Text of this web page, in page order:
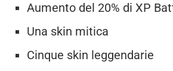
Aumento del 20% di XP
Una skin mitica
Cinque skin leggendarie